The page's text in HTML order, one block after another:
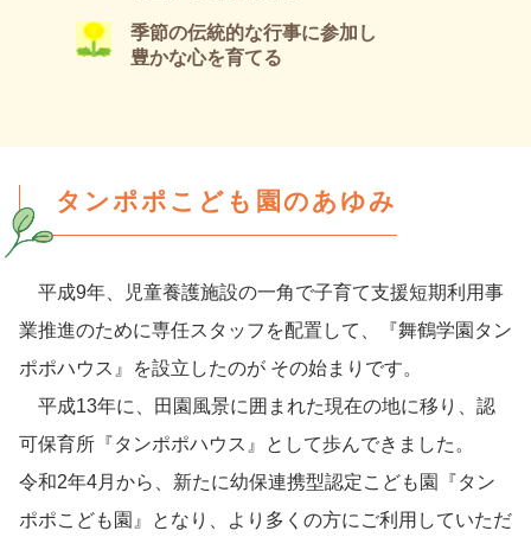
季節の伝統的な行事に参加し
豊かな心を育てる
タンポポこども園のあゆみ
平成9年、児童養護施設の一角で子育て支援短期利用事
業推進のために専任スタッフを配置して、『舞鶴学園タン
ポポハウス』を設立したのが その始まりです。
平成13年に、田園風景に囲まれた現在の地に移り、認
可保育所『タンポポハウス』として歩んできました。
令和2年4月から、新たに幼保連携型認定こども園『タン
ポポこども園』となり、より多くの方にご利用していただ